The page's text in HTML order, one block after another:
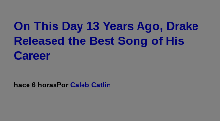
On This Day 13 Years Ago, Drake
Released the Best Song of His
Career
hace 6 horasPorCaleb Catlin